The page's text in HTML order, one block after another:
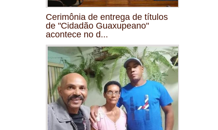
Cerimônia de entrega de títulos
de "Cidadão Guaxupeano"
acontece no d...